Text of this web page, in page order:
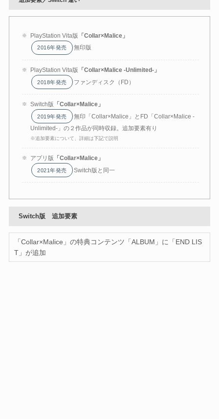
PlayStation Vita版 「Collar×Malice」
2016年発売 無印版
PlayStation Vita版 「Collar×Malice -Unlimited-」
2018年発売 ファンディスク（FD）
Switch版 「 Collar×Malice」
2019年発売
無印「Collar×Malice」とFD「Collar×Malice -
Unlimited-」の２作品が同時収録。追加要素有り
※追加要素について、詳細は下記で説明
アプリ版 「Collar×Malice」
2021年発売 Switch版と同一
Switch版 追加要素
「Collar×Malice」の特典コンテンツ「ALBUM」に「END LIS
T」が追加